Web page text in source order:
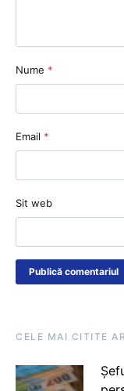
Nume *
Email *
Sit web
CELE MAI CITITE